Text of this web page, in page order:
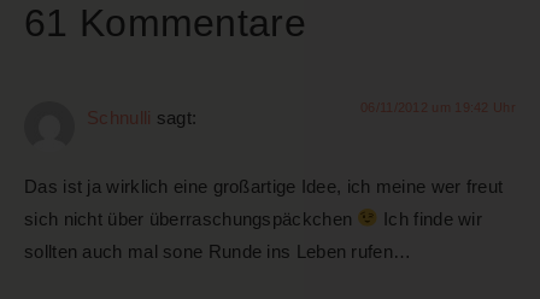
61 Kommentare
Schnulli sagt: 06/11/2012 um 19:42 Uhr
Das ist ja wirklich eine großartige Idee, ich meine wer freut
sich nicht über überraschungspäckchen
Ich finde wir
sollten auch mal sone Runde ins Leben rufen…